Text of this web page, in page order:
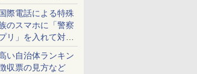
際電話による特殊
のスマホに「警察
リ」を入れて対策
い自治体ランキン
収票の見方など